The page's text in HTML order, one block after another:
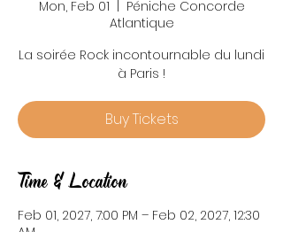
Mon, Feb 01
Péniche Concorde
Atlantique
La soirée Rock incontournable du lundi
à Paris !
Buy Tickets
Time & Location
Feb 01, 2027, 7:00 PM – Feb 02, 2027, 12:30